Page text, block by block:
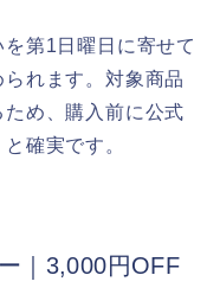
第1日曜日に寄せて
れます。対象商品
め、購入前に公式
確実です。
｜3,000円OFF